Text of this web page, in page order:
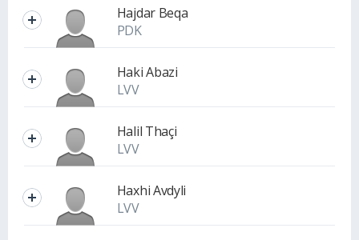
Hajdar Beqa
PDK
Haki Abazi
LVV
Halil Thaçi
LVV
Haxhi Avdyli
LVV